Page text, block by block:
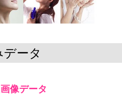
ータ
像データ